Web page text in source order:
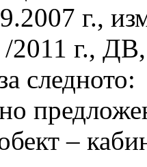
г.,
г.,
следното:
–